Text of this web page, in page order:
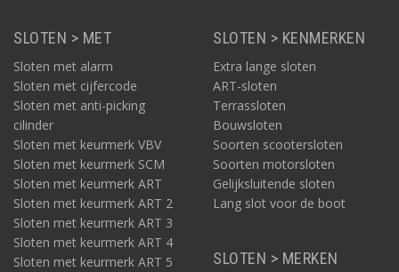
SLOTEN > MET
Sloten met alarm
Sloten met cijfercode
Sloten met anti-picking
cilinder
Sloten met keurmerk VBV
Sloten met keurmerk SCM
Sloten met keurmerk ART
Sloten met keurmerk ART 2
Sloten met keurmerk ART 3
Sloten met keurmerk ART 4
Sloten met keurmerk ART 5
SLOTEN > KENMERKEN
Extra lange sloten
ART-sloten
Terrassloten
Bouwsloten
Soorten scootersloten
Soorten motorsloten
Gelijksluitende sloten
Lang slot voor de boot
SLOTEN > MERKEN